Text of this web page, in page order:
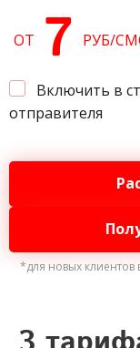
ОТ 7 РУБ/
Включить в
отправителя
*для новых клиентов